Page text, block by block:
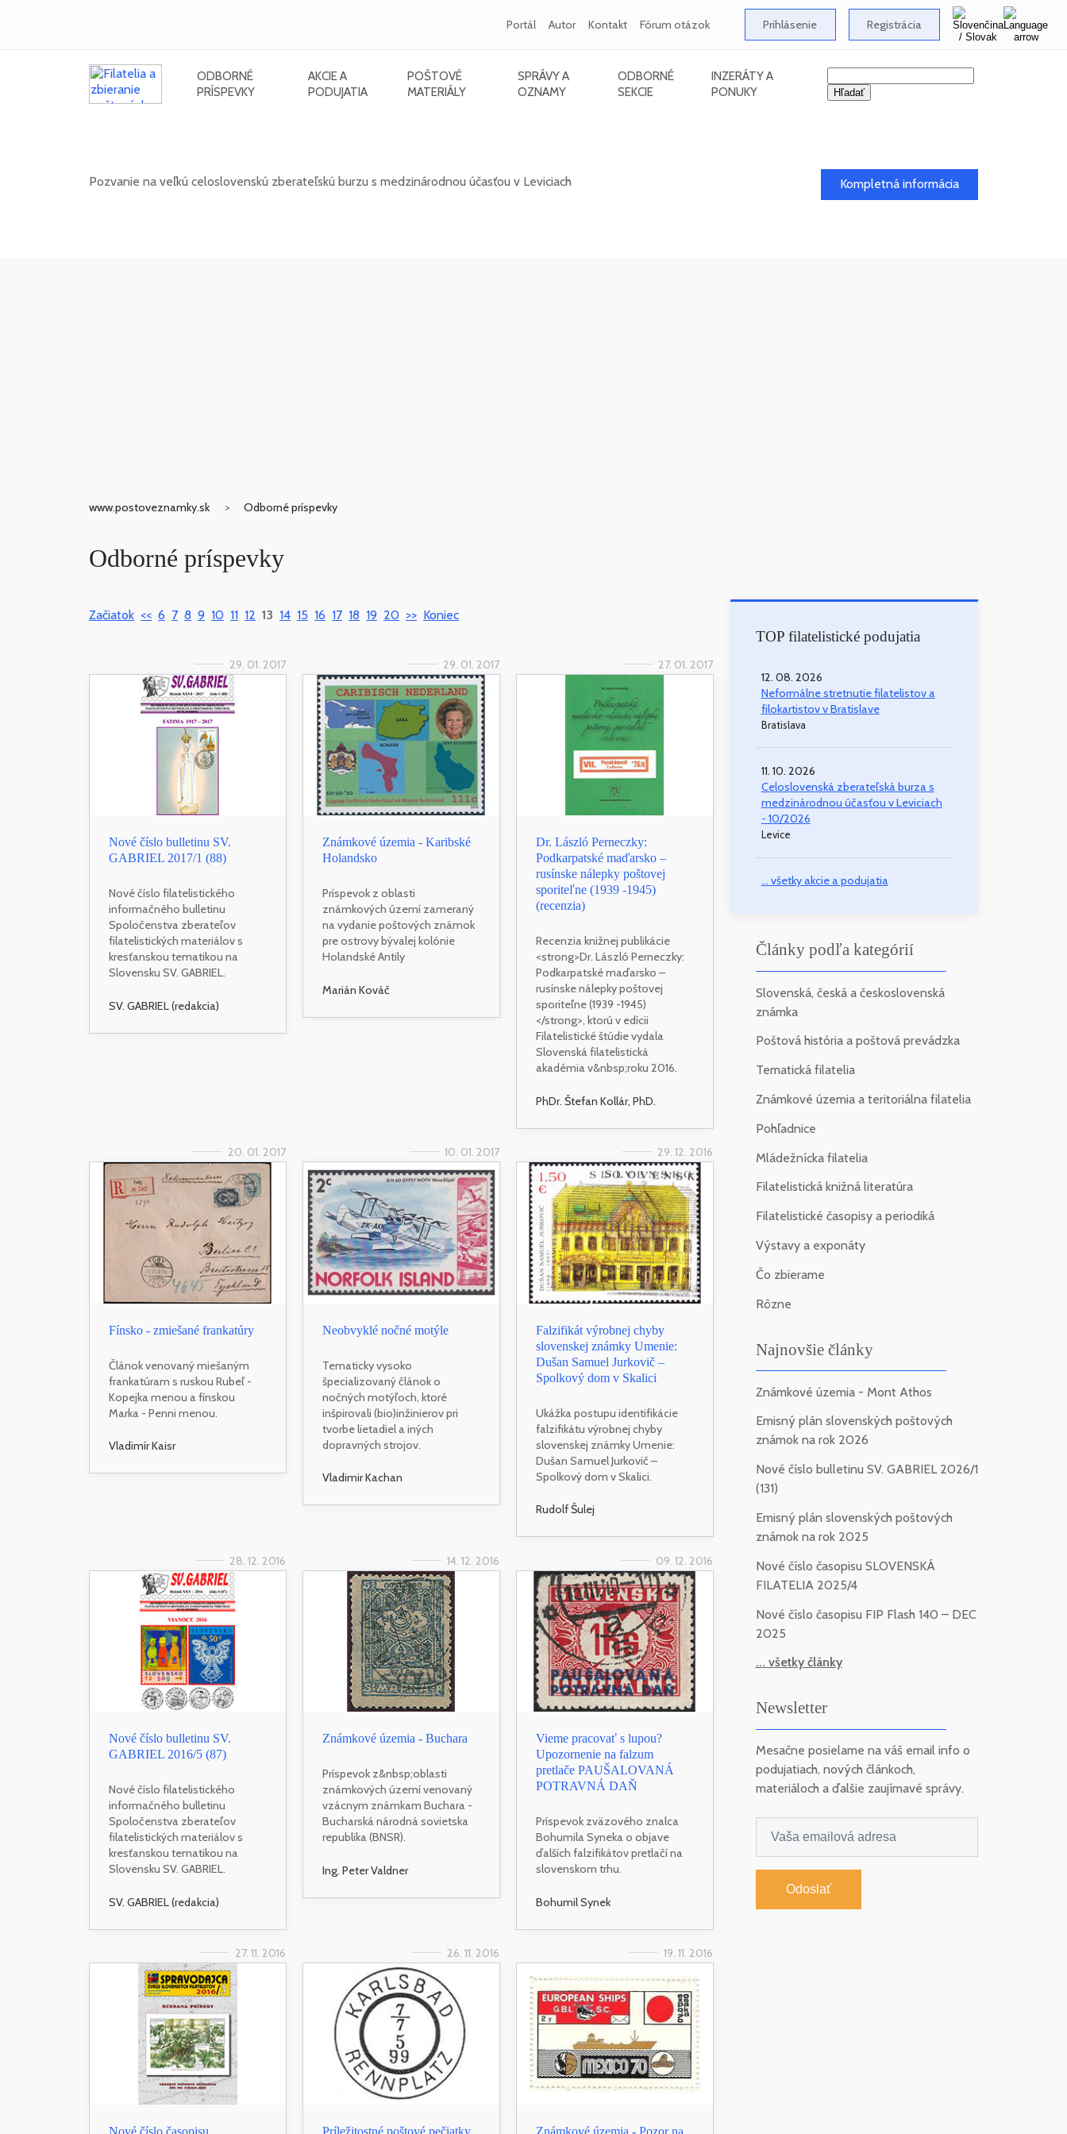
Portál Autor Kontakt Fórum otázok Prihlásenie Registrácia
ODBORNÉ
PRÍSPEVKY
AKCIE A
PODUJATIA
POŠTOVÉ
MATERIÁLY
SPRÁVY A
OZNAMY
ODBORNÉ
SEKCIE
INZERÁTY A
PONUKY
Pozvanie na veľkú celoslovenskú zberateľskú burzu s medzinárodnou účasťou v Leviciach
Kompletná informácia
www.postoveznamky.sk Odborné príspevky
Odborné príspevky
Začiatok << 6 7 8 9 10 11 12 13 14 15 16 17 18 19 20 >> Koniec
29. 01. 2017
Nové číslo bulletinu SV.
GABRIEL 2017/1 (88)
Nové číslo filatelistického
informačného bulletinu
Spoločenstva zberateľov
filatelistických materiálov s
kresťanskou tematikou na
Slovensku SV. GABRIEL.
SV. GABRIEL (redakcia)
29. 01. 2017
Známkové územia - Karibské
Holandsko
Príspevok z oblasti
známkových území zameraný
na vydanie poštových známok
pre ostrovy bývalej kolónie
Holandské Antily
Marián Kováč
27. 01. 2017
Dr. László Perneczky:
Podkarpatské maďarsko –
rusínske nálepky poštovej
sporiteľne (1939 -1945)
(recenzia)
Recenzia knižnej publikácie
<strong>Dr. László Perneczky:
Podkarpatské maďarsko –
rusínske nálepky poštovej
sporiteľne (1939 -1945)
</strong>, ktorú v edícii
Filatelistické štúdie vydala
Slovenská filatelistická
akadémia v&nbsp;roku 2016.
PhDr. Štefan Kollár, PhD.
20. 01. 2017
Fínsko - zmiešané frankatúry
Článok venovaný miešaným
frankatúram s ruskou Rubeľ -
Kopejka menou a fínskou
Marka - Penni menou.
Vladimír Kaisr
10. 01. 2017
Neobvyklé nočné motýle
Tematicky vysoko
špecializovaný článok o
nočných motýľoch, ktoré
inšpirovali (bio)inžinierov pri
tvorbe lietadiel a iných
dopravných strojov.
Vladimir Kachan
29. 12. 2016
Falzifikát výrobnej chyby
slovenskej známky Umenie:
Dušan Samuel Jurkovič –
Spolkový dom v Skalici
Ukážka postupu identifikácie
falzifikátu výrobnej chyby
slovenskej známky Umenie:
Dušan Samuel Jurkovič –
Spolkový dom v Skalici.
Rudolf Šulej
28. 12. 2016
Nové číslo bulletinu SV.
GABRIEL 2016/5 (87)
Nové číslo filatelistického
informačného bulletinu
Spoločenstva zberateľov
filatelistických materiálov s
kresťanskou tematikou na
Slovensku SV. GABRIEL.
SV. GABRIEL (redakcia)
14. 12. 2016
Známkové územia - Buchara
Príspevok z&nbsp;oblasti
známkových území venovaný
vzácnym známkam Buchara -
Bucharská národná sovietska
republika (BNSR).
Ing. Peter Valdner
09. 12. 2016
Vieme pracovať s lupou?
Upozornenie na falzum
pretlače PAUŠALOVANÁ
POTRAVNÁ DAŇ
Príspevok zväzového znalca
Bohumila Syneka o objave
ďalších falzifikátov pretlačí na
slovenskom trhu.
Bohumil Synek
27. 11. 2016
Nové číslo časopisu
26. 11. 2016
Príležitostné poštové pečiatky
19. 11. 2016
Známkové územia - Pozor na
TOP filatelistické podujatia
12. 08. 2026
Neformálne stretnutie filatelistov a
filokartistov v Bratislave
Bratislava
11. 10. 2026
Celoslovenská zberateľská burza s
medzinárodnou účasťou v Leviciach
- 10/2026
Levice
... všetky akcie a podujatia
Články podľa kategórií
Slovenská, česká a československá
známka
Poštová história a poštová prevádzka
Tematická filatelia
Známkové územia a teritoriálna filatelia
Pohľadnice
Mládežnícka filatelia
Filatelistická knižná literatúra
Filatelistické časopisy a periodiká
Výstavy a exponáty
Čo zbierame
Rôzne
Najnovšie články
Známkové územia - Mont Athos
Emisný plán slovenských poštových
známok na rok 2026
Nové číslo bulletinu SV. GABRIEL 2026/1
(131)
Emisný plán slovenských poštových
známok na rok 2025
Nové číslo časopisu SLOVENSKÁ
FILATELIA 2025/4
Nové číslo časopisu FIP Flash 140 – DEC
2025
... všetky články
Newsletter
Mesačne posielame na váš email info o
podujatiach, nových článkoch,
materiáloch a ďalšie zaujímavé správy.
Odoslať